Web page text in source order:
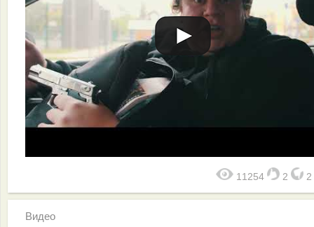
11254 2 2
Видео